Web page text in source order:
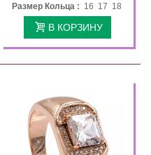
Размер Кольца : 16 17 18
В КОРЗИНУ